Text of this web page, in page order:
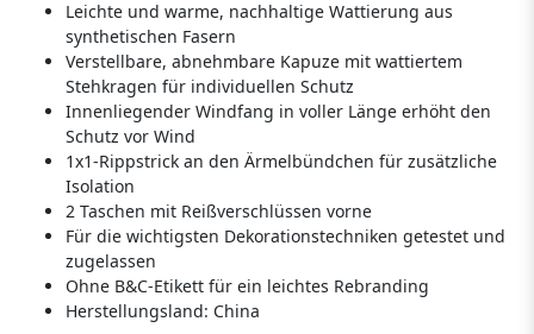
Leichte und warme, nachhaltige Wattierung aus
synthetischen Fasern
Verstellbare, abnehmbare Kapuze mit wattiertem
Stehkragen für individuellen Schutz
Innenliegender Windfang in voller Länge erhöht den
Schutz vor Wind
1x1-Rippstrick an den Ärmelbündchen für zusätzliche
Isolation
2 Taschen mit Reißverschlüssen vorne
Für die wichtigsten Dekorationstechniken getestet und
zugelassen
Ohne B&C-Etikett für ein leichtes Rebranding
Herstellungsland: China